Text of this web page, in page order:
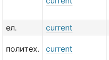
ел.
current
политех. current